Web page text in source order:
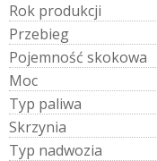
Rok produkcji
Przebieg
Pojemność skokowa
Moc
Typ paliwa
Skrzynia
Typ nadwozia